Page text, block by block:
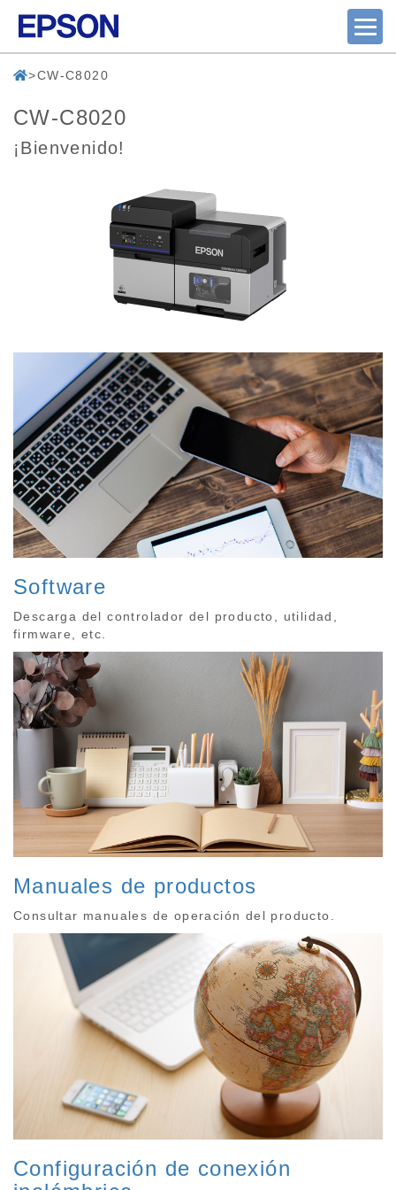
CW-C8020
CW-C8020
¡Bienvenido!
Software
Descarga del controlador del producto, utilidad,
firmware, etc.
Manuales de productos
Consultar manuales de operación del producto.
Configuración de conexión